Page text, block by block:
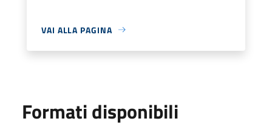
VAI ALLA PAGINA
Formati disponibili